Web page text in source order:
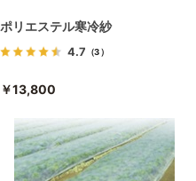
ポリエステル寒冷紗
4.7 （3）
￥13,800